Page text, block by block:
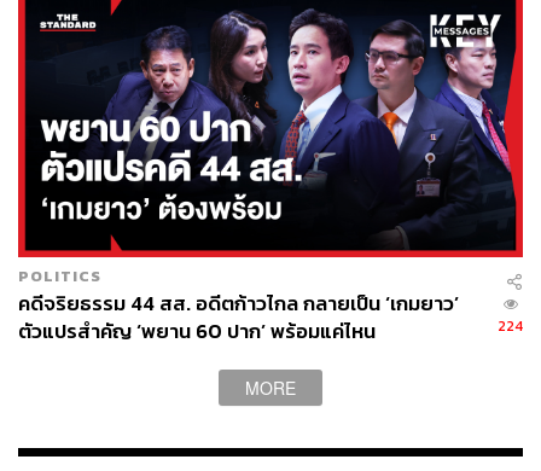
ค่าผ่านทาง ปีละ 1 พันล้านบาท (รวม 2 สาย) ระยะเวลา 20 ปี
อีกทั้งในปีนี้บริษัทเตรียมออกหุ้นกู้เพื่อความยั่งยืน วงเงินราว
1 หมื่นล้านบาท ในช่วงกลางปี 2566
บทความที่เกี่ยวข้อง
กูรูแนะกลยุทธ์นักลงทุนในปี 2023 ศึกษาตลาด อย่าหวั่
นไหว และรู้ข้อจำกัดตนเอง
สินทรัพย์ไหนรุ่ง/ร่วง? เปิด 5 คำทำนายจากผู้จัดการกอง
ทุนต่างๆ สำหรับปี 2023
โปรดระวังดอลลาร์ ‘กลับทิศ’ กระทบเศรษฐกิจโลก
POLITICS
คดีจริยธรรม 44 สส. อดีตก้าวไกล กลายเป็น ‘เกมยาว’
ตัวแปรสำคัญ ‘พยาน 60 ปาก’ พร้อมแค่ไหน
224
MORE